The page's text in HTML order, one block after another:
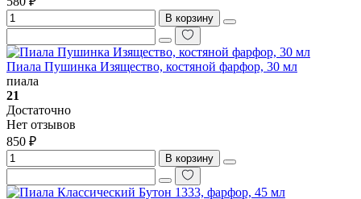
В корзину
Пиала Пушинка Изящество, костяной фарфор, 30 мл
пиала
21
Достаточно
Нет отзывов
850 ₽
В корзину